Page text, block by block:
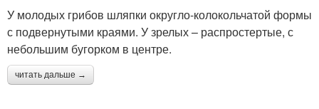
У молодых грибов шляпки округло-колокольчатой формы
с подвернутыми краями. У зрелых – распростертые, с
небольшим бугорком в центре.
читать дальше →